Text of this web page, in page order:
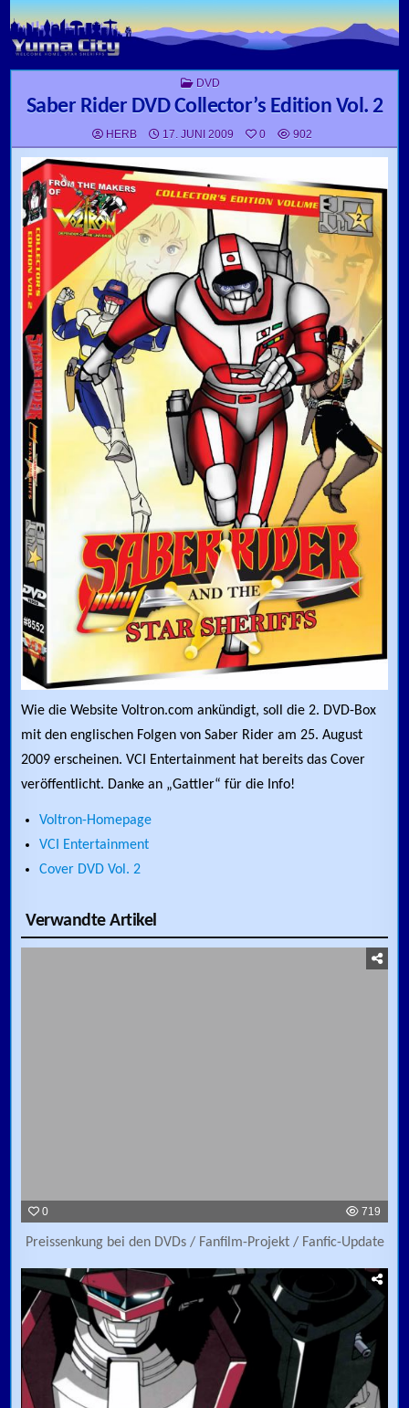
Skip to content
POSTED IN
DVD
Saber Rider DVD Collector’s Edition Vol. 2
HERB 17. JUNI 2009 0 902
Wie die Website Voltron.com ankündigt, soll die 2. DVD-Box
mit den englischen Folgen von Saber Rider am 25. August
2009 erscheinen. VCI Entertainment hat bereits das Cover
veröffentlicht. Danke an „Gattler“ für die Info!
Voltron-Homepage
VCI Entertainment
Cover DVD Vol. 2
Verwandte Artikel
0 719
Preissenkung bei den DVDs / Fanfilm-Projekt / Fanfic-Update